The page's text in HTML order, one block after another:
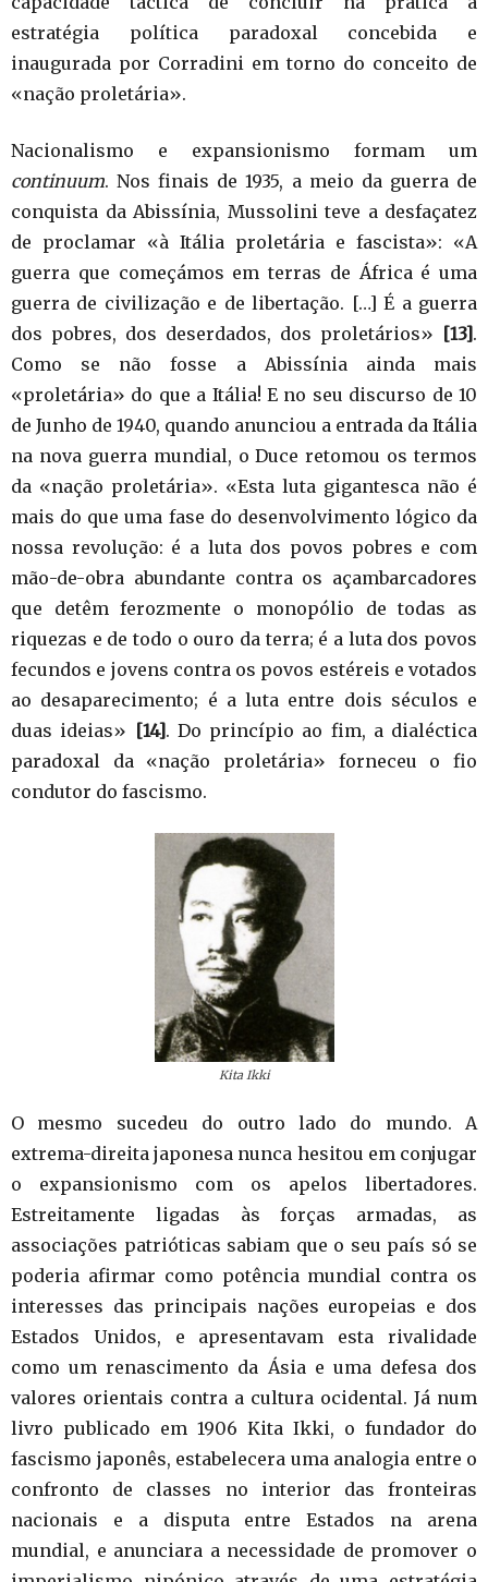
estratégia política paradoxal concebida e
inaugurada por Corradini em torno do conceito de
«nação proletária».
Nacionalismo e expansionismo formam um
continuum. Nos finais de 1935, a meio da guerra de
conquista da Abissínia, Mussolini teve a desfaçatez
de proclamar «à Itália proletária e fascista»: «A
guerra que começámos em terras de África é uma
guerra de civilização e de libertação. […] É a guerra
dos pobres, dos deserdados, dos proletários» [13].
Como se não fosse a Abissínia ainda mais
«proletária» do que a Itália! E no seu discurso de 10
de Junho de 1940, quando anunciou a entrada da Itália
na nova guerra mundial, o Duce retomou os termos
da «nação proletária». «Esta luta gigantesca não é
mais do que uma fase do desenvolvimento lógico da
nossa revolução: é a luta dos povos pobres e com
mão-de-obra abundante contra os açambarcadores
que detêm ferozmente o monopólio de todas as
riquezas e de todo o ouro da terra; é a luta dos povos
fecundos e jovens contra os povos estéreis e votados
ao desaparecimento; é a luta entre dois séculos e
duas ideias» [14]. Do princípio ao fim, a dialéctica
paradoxal da «nação proletária» forneceu o fio
condutor do fascismo.
Kita Ikki
O mesmo sucedeu do outro lado do mundo. A
extrema-direita japonesa nunca hesitou em conjugar
o expansionismo com os apelos libertadores.
Estreitamente ligadas às forças armadas, as
associações patrióticas sabiam que o seu país só se
poderia afirmar como potência mundial contra os
interesses das principais nações europeias e dos
Estados Unidos, e apresentavam esta rivalidade
como um renascimento da Ásia e uma defesa dos
valores orientais contra a cultura ocidental. Já num
livro publicado em 1906 Kita Ikki, o fundador do
fascismo japonês, estabelecera uma analogia entre o
confronto de classes no interior das fronteiras
nacionais e a disputa entre Estados na arena
mundial, e anunciara a necessidade de promover o